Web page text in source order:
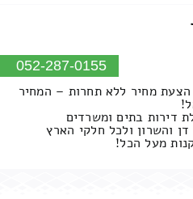
052-287-0155
הצעת מחיר ללא תחרות – המחיר
דירות בתים ומשרדים
והשרון ולכל חלקי הארץ
מעל הכל!